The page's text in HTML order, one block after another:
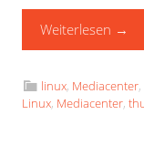
Weiterlesen →
linux, Mediacenter,
Linux, Mediacenter,